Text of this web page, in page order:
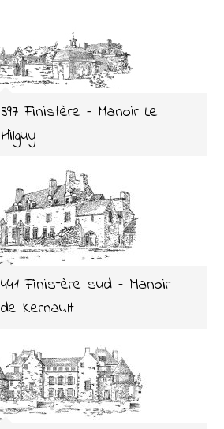
397 Finistère – Manoir Le
Hilguy
441 Finistère sud – Manoir
de Kernault